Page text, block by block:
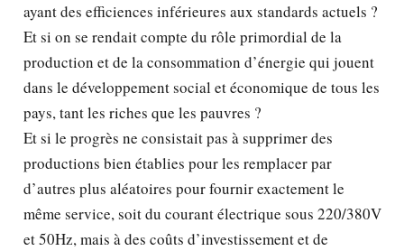
ayant des efficiences inférieures aux standards actuels ?
Et si on se rendait compte du rôle primordial de la
production et de la consommation d’énergie qui jouent
dans le développement social et économique de tous les
pays, tant les riches que les pauvres ?
Et si le progrès ne consistait pas à supprimer des
productions bien établies pour les remplacer par
d’autres plus aléatoires pour fournir exactement le
même service, soit du courant électrique sous 220/380V
et 50Hz, mais à des coûts d’investissement et de